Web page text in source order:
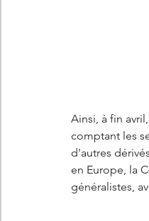
Ainsi, à fin
comptant les
d'autres
en Europe, la
généralistes,